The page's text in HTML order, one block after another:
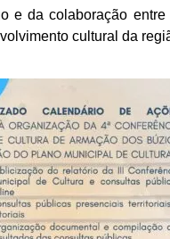
da colaboração entre
cultural da